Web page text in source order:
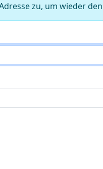
zu, um wieder